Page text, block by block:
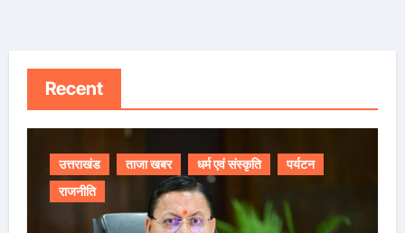
Recent
उत्तराखंड ताजा खबर धर्म एवं संस्कृति
पर्यटन
राजनीति